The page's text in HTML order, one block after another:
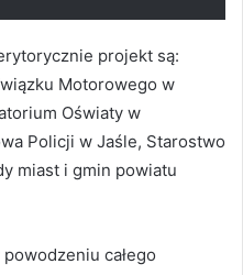
projekt są:
Motorowego w
Oświaty w
Policji w Jaśle, Starostwo
miast i gmin powiatu
całego